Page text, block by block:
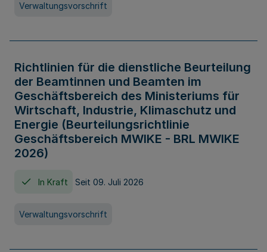
Verwaltungsvorschrift
Richtlinien für die dienstliche Beurteilung
der Beamtinnen und Beamten im
Geschäftsbereich des Ministeriums für
Wirtschaft, Industrie, Klimaschutz und
Energie (Beurteilungsrichtlinie
Geschäftsbereich MWIKE - BRL MWIKE
2026)
In Kraft Seit 09. Juli 2026
Verwaltungsvorschrift